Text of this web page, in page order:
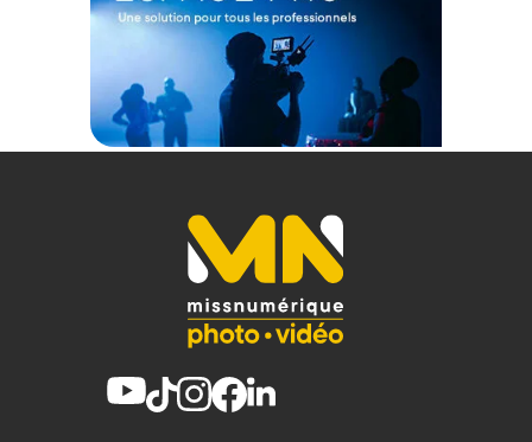
relais situé en France continentale uniquement, valable uniquement
sur les produits de moins de 1m et moins de 20Kg.
(2) Nombre de points Fidélité estimés, hors remises au panier, basé
sur le prix TTC en €, les points seront effectivement calculés dans le